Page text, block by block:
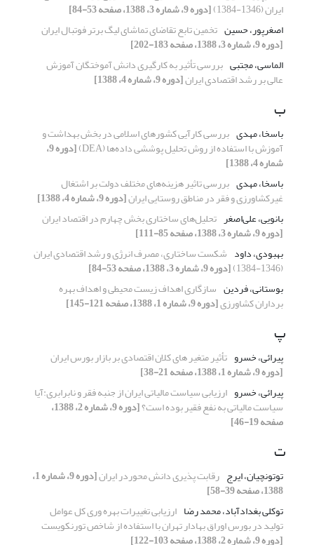
ایران (1346-1384)
[دوره 9، شماره 3، 1388، صفحه 53-84]
اصغرپور، حسین تخمین تابع تقاضای تماشای لیگ برتر فوتبال ایران
[دوره 9، شماره 3، 1388، صفحه 183-202]
الماسی، مجتبی بررسی تأثیر به کارگیری دانش آموختگان آموزش
عالی بر رشد اقتصادی ایران[دوره 9، شماره 4، 1388]
ب
باسخا، مهدی بررسی کارآیی کشورهای اسلامی در بخش بهداشت و
آموزش با استفاده از روش تحلیل پوششی داده‌ها (DEA) [دوره 9،
شماره 4، 1388]
باسخا، مهدی بررسی تاثیر هزینه‌های مختلف دولت بر اشتغال
غیر‌کشاورزی و فقر در مناطق روستایی ایران[دوره 9، شماره 4، 1388]
بانویی، علی‌اصغر تحلیل‌های ساختاری بخش چهارم در اقتصاد ایران
[دوره 9، شماره 3، 1388، صفحه 85-111]
بهبودی، داود شکست ساختاری، مصرف انرژی و رشد اقتصادی ایران
(1346-1384)
[دوره 9، شماره 3، 1388، صفحه 53-84]
بوستانی، فردین سازگاری اهداف زیست محیطی و اهداف بهره
برداران کشاورزی[دوره 9، شماره 1، 1388، صفحه 121-145]
پ
پیرائی، خسرو تأثیر متغیر های کلان اقتصادی بر بازار بورس ایران
[دوره 9، شماره 1، 1388، صفحه 21-38]
پیرائی، خسرو ارزیابی سیاست مالیاتی ایران از جنبه فقر و نابرابری:آیا
سیاست مالیاتی به نفع فقیر بوده است؟ [دوره 9، شماره 2، 1388،
صفحه 19-46]
ت
توتونچیان، ایرج رقابت پذیری دانش محوردر ایران [دوره 9، شماره 1،
1388، صفحه 39-58]
توکلی بغدادآباد، محمد رضا ارزیابی تغییرات بهره وری کل عوامل
تولید در بورس اوراق بهادار تهران با استفاده از شاخص تورنکویست
[دوره 9، شماره 2، 1388، صفحه 103-122]